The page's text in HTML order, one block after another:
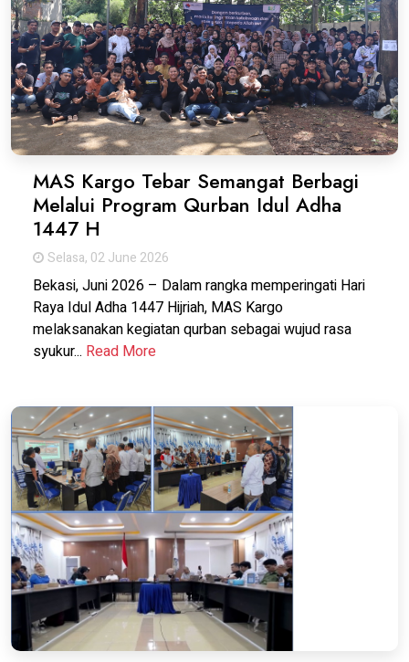
MAS Kargo Tebar Semangat Berbagi
Melalui Program Qurban Idul Adha
1447 H
Selasa, 02 June 2026
Bekasi, Juni 2026 – Dalam rangka memperingati Hari
Raya Idul Adha 1447 Hijriah, MAS Kargo
melaksanakan kegiatan qurban sebagai wujud rasa
syukur... Read More